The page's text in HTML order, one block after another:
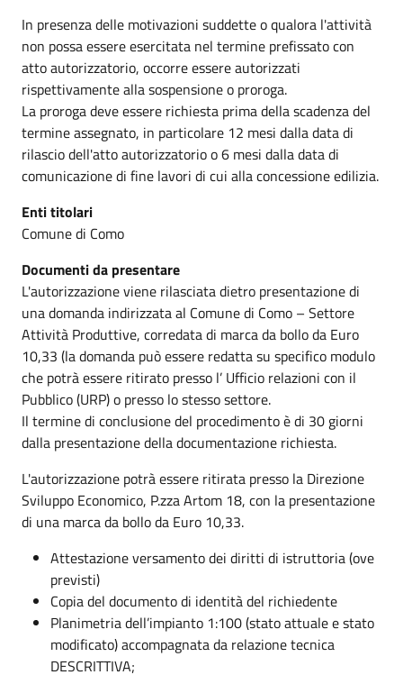
In presenza delle motivazioni suddette o qualora l'attività
non possa essere esercitata nel termine prefissato con
atto autorizzatorio, occorre essere autorizzati
rispettivamente alla sospensione o proroga.
La proroga deve essere richiesta prima della scadenza del
termine assegnato, in particolare 12 mesi dalla data di
rilascio dell'atto autorizzatorio o 6 mesi dalla data di
comunicazione di fine lavori di cui alla concessione edilizia.
Enti titolari
Comune di Como
Documenti da presentare
L'autorizzazione viene rilasciata dietro presentazione di
una domanda indirizzata al Comune di Como – Settore
Attività Produttive, corredata di marca da bollo da Euro
10,33 (la domanda può essere redatta su specifico modulo
che potrà essere ritirato presso l’ Ufficio relazioni con il
Pubblico (URP) o presso lo stesso settore.
Il termine di conclusione del procedimento è di 30 giorni
dalla presentazione della documentazione richiesta.
L'autorizzazione potrà essere ritirata presso la Direzione
Sviluppo Economico, P.zza Artom 18, con la presentazione
di una marca da bollo da Euro 10,33.
Attestazione versamento dei diritti di istruttoria (ove
previsti)
Copia del documento di identità del richiedente
Planimetria dell’impianto 1:100 (stato attuale e stato
modificato) accompagnata da relazione tecnica
DESCRITTIVA;